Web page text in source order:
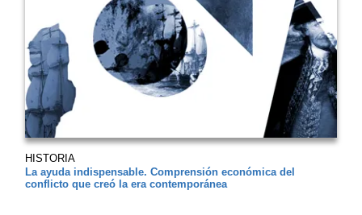
HISTORIA
La ayuda indispensable. Comprensión económica del
conflicto que creó la era contemporánea